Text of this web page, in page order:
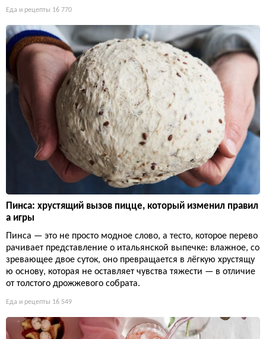
Еда и рецепты 16 770
Пинса: хрустящий вызов пицце, который изменил правил
а игры
Пинса — это не просто модное слово, а тесто, которое перево
рачивает представление о итальянской выпечке: влажное, со
зревающее двое суток, оно превращается в лёгкую хрустящу
ю основу, которая не оставляет чувства тяжести — в отличие
от толстого дрожжевого собрата.
Еда и рецепты 16 549